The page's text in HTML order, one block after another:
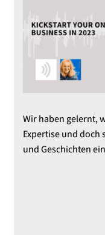
Wir haben gelernt,
Expertise und
und Geschichten